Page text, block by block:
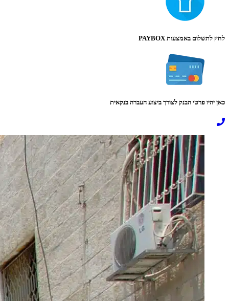
לחץ לתשלום באמצעות PAYBOX
כאן יהיו פרטי הבנק לצורך ביצוע העברה בנקאית